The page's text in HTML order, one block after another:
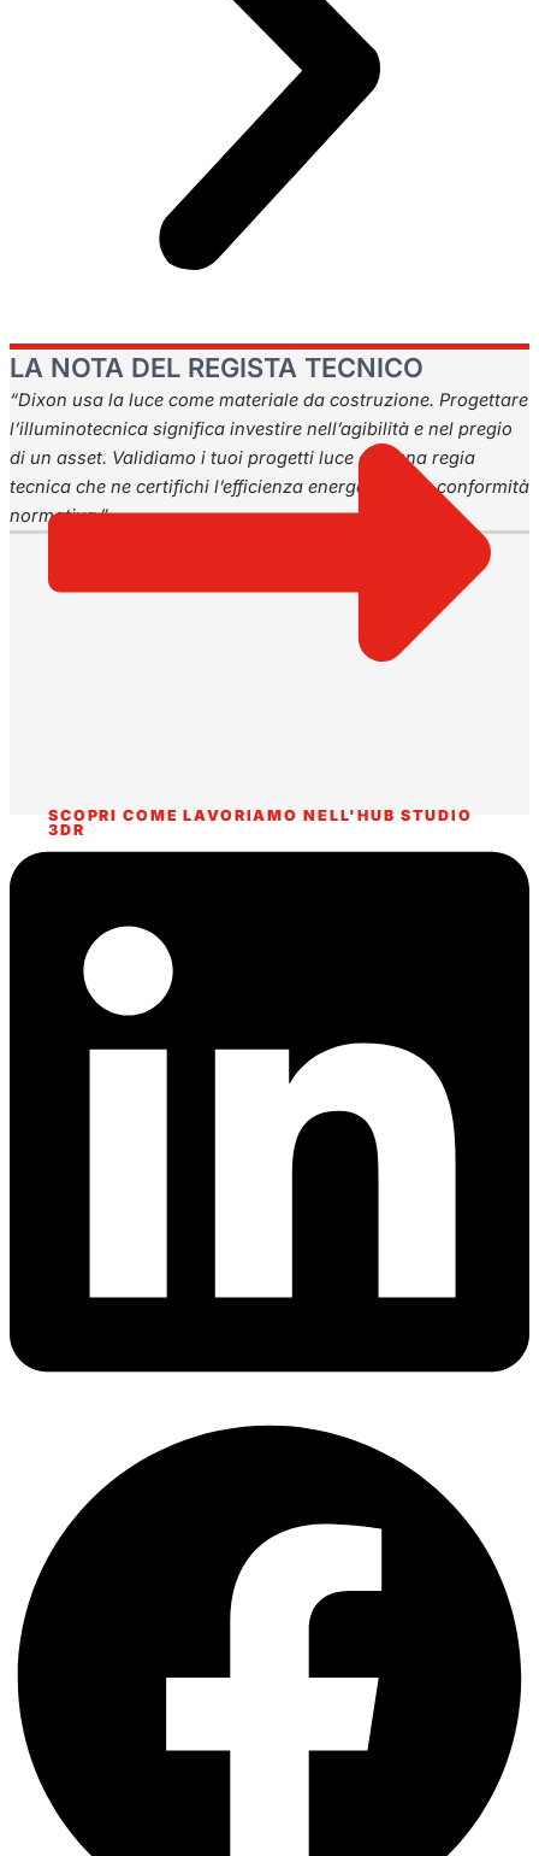
LA NOTA DEL REGISTA TECNICO
“Dixon usa la luce come materiale da costruzione. Progettare
l’illuminotecnica significa investire nell’agibilità e nel pregio
di un asset. Validiamo i tuoi progetti luce con una regia
tecnica che ne certifichi l’efficienza energetica e la conformità
normativa.”
SCOPRI COME LAVORIAMO NELL'HUB STUDIO
3DR